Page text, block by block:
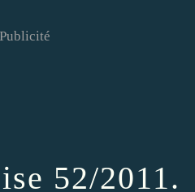
Publicité
52/2011.